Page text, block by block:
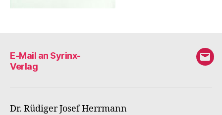
E-Mail an Syrinx-
Verlag
E-
an
Dr. Rüdiger Josef Herrmann